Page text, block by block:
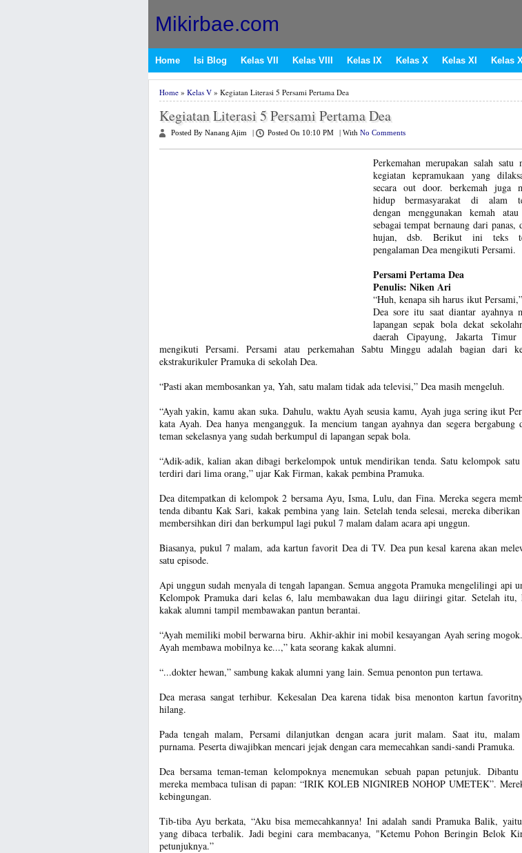
Mikirbae.com
Home Isi Blog Kelas VII Kelas VIII Kelas IX Kelas X Kelas XI Kelas
Home» Kelas V» Kegiatan Literasi 5 Persami Pertama Dea
Kegiatan Literasi 5 Persami Pertama Dea
Posted By Nanang Ajim Posted On 10:10 PM With No Comments
Perkemahan merupakan salah satu
kegiatan kepramukaan yang
secara out door. berkemah juga
hidup bermasyarakat di alam
dengan menggunakan kemah
sebagai tempat bernaung dari panas,
hujan, dsb. Berikut ini teks
pengalaman Dea mengikuti Persami.
Persami Pertama Dea
Penulis: Niken Ari
“Huh, kenapa sih harus ikut
Dea sore itu saat diantar ayahnya
lapangan sepak bola dekat
daerah Cipayung, Jakarta Timur
mengikuti Persami. Persami atau perkemahan Sabtu Minggu adalah bagian dari
ekstrakurikuler Pramuka di sekolah Dea.
“Pasti akan membosankan ya, Yah, satu malam tidak ada televisi,” Dea masih mengeluh.
“Ayah yakin, kamu akan suka. Dahulu, waktu Ayah seusia kamu, Ayah juga sering ikut
kata Ayah. Dea hanya mengangguk. Ia mencium tangan ayahnya dan segera bergabung
teman sekelasnya yang sudah berkumpul di lapangan sepak bola.
“Adik-adik, kalian akan dibagi berkelompok untuk mendirikan tenda. Satu kelompok satu
terdiri dari lima orang,” ujar Kak Firman, kakak pembina Pramuka.
Dea ditempatkan di kelompok 2 bersama Ayu, Isma, Lulu, dan Fina. Mereka segera
tenda dibantu Kak Sari, kakak pembina yang lain. Setelah tenda selesai, mereka
membersihkan diri dan berkumpul lagi pukul 7 malam dalam acara api unggun.
Biasanya, pukul 7 malam, ada kartun favorit Dea di TV. Dea pun kesal karena akan
satu episode.
Api unggun sudah menyala di tengah lapangan. Semua anggota Pramuka mengelilingi api
Kelompok Pramuka dari kelas 6, lalu membawakan dua lagu diiringi gitar. Setelah itu,
kakak alumni tampil membawakan pantun berantai.
“Ayah memiliki mobil berwarna biru. Akhir-akhir ini mobil kesayangan Ayah sering
Ayah membawa mobilnya ke...,” kata seorang kakak alumni.
“...dokter hewan,” sambung kakak alumni yang lain. Semua penonton pun tertawa.
Dea merasa sangat terhibur. Kekesalan Dea karena tidak bisa menonton kartun
hilang.
Pada tengah malam, Persami dilanjutkan dengan acara jurit malam. Saat itu,
purnama. Peserta diwajibkan mencari jejak dengan cara memecahkan sandi-sandi Pramuka.
Dea bersama teman-teman kelompoknya menemukan sebuah papan petunjuk. Dibantu
mereka membaca tulisan di papan: “IRIK KOLEB NIGNIREB NOHOP UMETEK”.
kebingungan.
Tib-tiba Ayu berkata, “Aku bisa memecahkannya! Ini adalah sandi Pramuka Balik,
yang dibaca terbalik. Jadi begini cara membacanya, "Ketemu Pohon Beringin Belok
petunjuknya.”